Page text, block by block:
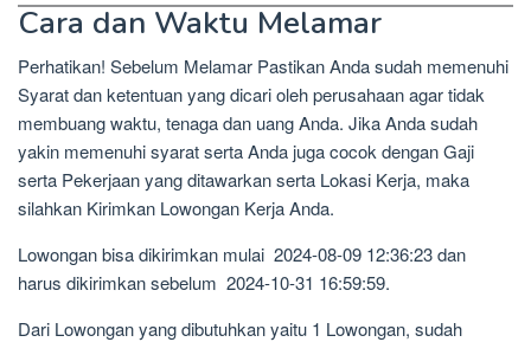
Cara dan Waktu Melamar
Perhatikan! Sebelum Melamar Pastikan Anda sudah memenuhi
Syarat dan ketentuan yang dicari oleh perusahaan agar tidak
membuang waktu, tenaga dan uang Anda. Jika Anda sudah
yakin memenuhi syarat serta Anda juga cocok dengan Gaji
serta Pekerjaan yang ditawarkan serta Lokasi Kerja, maka
silahkan Kirimkan Lowongan Kerja Anda.
Lowongan bisa dikirimkan mulai 2024-08-09 12:36:23 dan
harus dikirimkan sebelum 2024-10-31 16:59:59.
Dari Lowongan yang dibutuhkan yaitu 1 Lowongan, sudah